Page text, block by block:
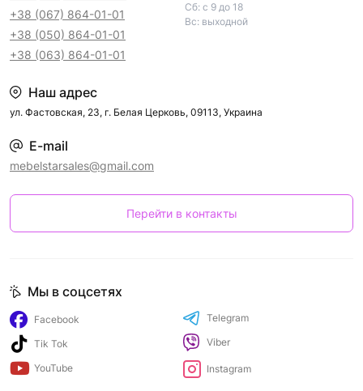
+38 (067) 864-01-01
+38 (050) 864-01-01
+38 (063) 864-01-01
Сб: с 9 до 18
Вс: выходной
Наш адрес
ул. Фастовская, 23, г. Белая Церковь, 09113, Украина
E-mail
mebelstarsales@gmail.com
Перейти в контакты
Мы в соцсетях
Facebook
Tik Tok
YouTube
Telegram
Viber
Instagram